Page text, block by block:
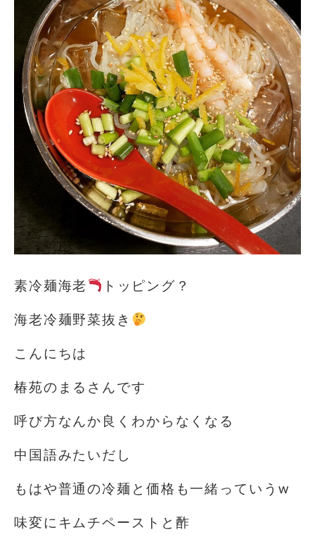
素冷麺海老 トッピング？
海老冷麺野菜抜き
こんにちは️
椿苑のまるさんです
呼び方なんか良くわからなくなる
中国語みたいだし
もはや普通の冷麺と価格も一緒っていうw
味変にキムチペーストと酢️